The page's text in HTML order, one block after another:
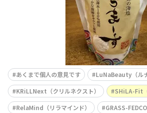
あくまで個人の意見です
LuNaBeauty（ル
KRiLLNext（クリルネクスト）
SHiLA-Fit
RelaMind（リラマインド）
GRASS-